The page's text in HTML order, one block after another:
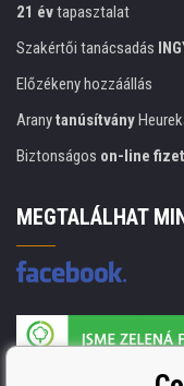
21 évtapasztalat
Szakértői tanácsadás
Előzékeny hozzáállás
Aranytanúsítvány
Biztonságos on-line
MEGTALÁLHAT
A nyomtatási kellékek